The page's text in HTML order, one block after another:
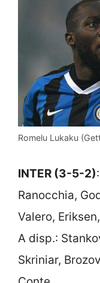
Romelu Lukaku
INTER (3-5-2)
Ranocchia,
Valero,
A disp.:
Skriniar,